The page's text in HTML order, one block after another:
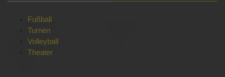
Fußball
Turnen
Volleyball
Theater